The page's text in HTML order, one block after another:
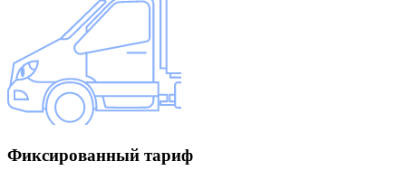
Фиксированный тариф